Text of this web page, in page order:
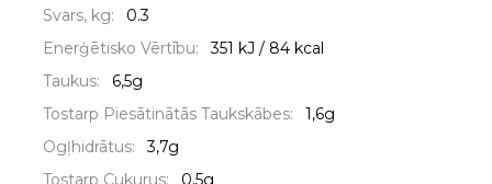
Svars, kg:
0.3
Enerģētisko Vērtību:
351 kJ / 84 kcal
Taukus:
6,5g
Tostarp Piesātinātās Taukskābes:
1,6g
Ogļhidrātus:
3,7g
Tostarp Cukurus:
0,5g